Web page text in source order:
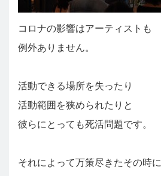
コロナの影響はアーティストも
例外ありません。
活動できる場所を失ったり
活動範囲を狭められたりと
彼らにとっても死活問題です。
それによって万策尽きたその時に